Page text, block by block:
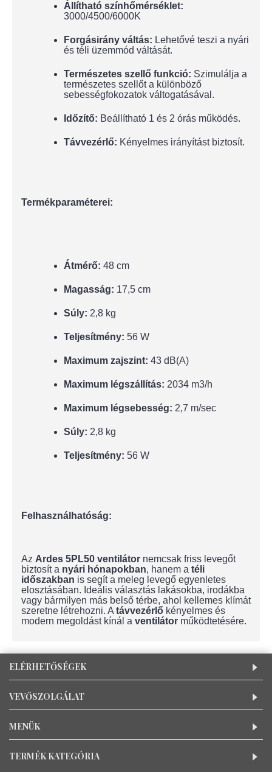
Állítható színhőmérséklet:
3000/4500/6000K
Forgásirány váltás: Lehetővé teszi a nyári
és téli üzemmód váltását.
Természetes szellő funkció: Szimulálja a
természetes szellőt a különböző
sebességfokozatok váltogatásával.
Időzítő: Beállítható 1 és 2 órás működés.
Távvezérlő: Kényelmes irányítást biztosít.
Termékparaméterei:
Átmérő: 48 cm
Magasság: 17,5 cm
Súly: 2,8 kg
Teljesítmény: 56 W
Maximum zajszint: 43 dB(A)
Maximum légszállítás: 2034 m3/h
Maximum légsebesség: 2,7 m/sec
Súly: 2,8 kg
Teljesítmény: 56 W
Felhasználhatóság:
Az Ardes 5PL50 ventilátor nemcsak friss levegőt
biztosít a nyári hónapokban, hanem a téli
időszakban is segít a meleg levegő egyenletes
elosztásában. Ideális választás lakásokba, irodákba
vagy bármilyen más belső térbe, ahol kellemes klímát
szeretne létrehozni. A távvezérlő kényelmes és
modern megoldást kínál a ventilátor működtetésére.
ELÉRHETŐSÉGEK
VEVŐSZOLGÁLAT
MENÜK
TERMÉK KATEGÓRIA